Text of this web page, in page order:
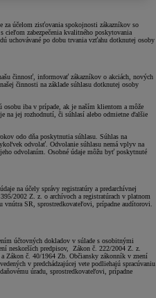
za účelom zisťovania spokojnosti zákazníkov so
zabezpečenia kvalitného poskytovania
uchovávané po dobu trvania vzťahu dotknutej osoby
činnosť, informovať zákazníkov o akciách, nových
činnosti na základe súhlasu dotknutej osoby
iba v prípade, ak je naším klientom a môže
na jej rozhodnutí, či súhlasí alebo odmietne ďalšie
odo dňa poskytnutia súhlasu. Súhlas na
odvolať. Odvolanie súhlasu nemá vplyv na
odvolaním. Osobné údaje môžu byť poskytnuté
na účely správy registratúry a predarchívnej
2002 Z. z. o archívoch a registratúrach v platnom
SR, sprostredkovateľovi, prípadne audítorovi.
účtovných dokladov v súlade s osobitnými
neskorších predpisov, Zákon č. 222/2004 Z. z.
Zákon č. 40/1964 Zb. Občiansky zákonník v znení
v predchádzajúcej vete podliehajú spracúvaniu
úradu, sprostredkovateľovi, prípadne